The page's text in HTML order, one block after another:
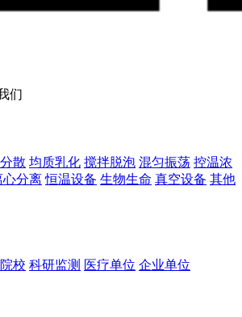
们
散 均质乳化 搅拌脱泡 混匀振荡 控温浓
心分离 恒温设备 生物生命 真空设备 其他
校 科研监测 医疗单位 企业单位